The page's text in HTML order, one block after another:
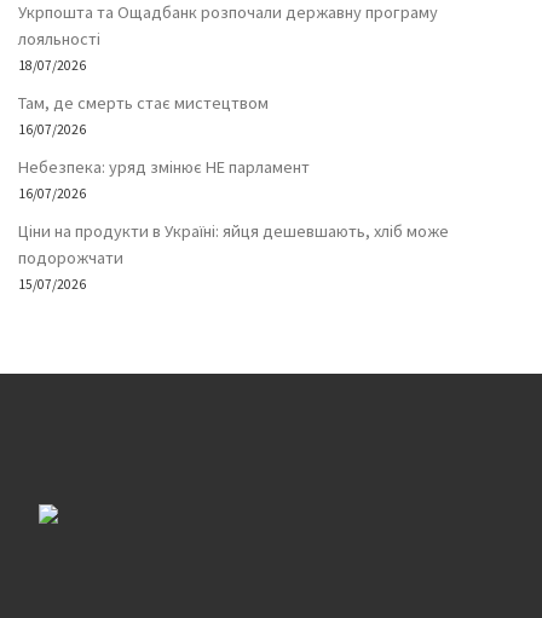
Укрпошта та Ощадбанк розпочали державну програму
лояльності
18/07/2026
Там, де смерть стає мистецтвом
16/07/2026
Небезпека: уряд змінює НЕ парламент
16/07/2026
Ціни на продукти в Україні: яйця дешевшають, хліб може
подорожчати
15/07/2026